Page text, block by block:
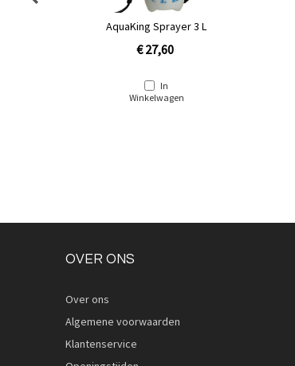
AquaKing Sprayer 3 L
€ 27,60
In
Winkelwagen
OVER ONS
Over ons
Algemene voorwaarden
Klantenservice